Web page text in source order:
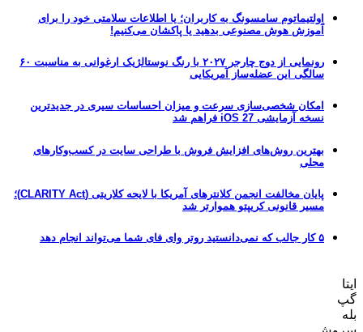
اولتیماتوم سامسونگ به کاربران؛ یا اطلاعات سلامتی خود را برای
آموزش هوش مصنوعی بدهید یا پاکشان می‌کنیم!
رونمایی از دوج چارجر ۲۰۲۷ با رنگ نوستالژیک ارغوانی به مناسبت ۶۰
سالگی این عضله‌ساز آمریکایی
امکان شخصی‌سازی سرعت و میزان احساسات سیری در جدیدترین
نسخه آزمایشی iOS 27 فراهم شد
بهترین روش‌های افزایش فروش با طراحی سایت در کسب‌وکارهای
محلی
پایان مخالفت انجمن کلانترهای آمریکا با لایحه کلاریتی (CLARITY Act)؛
مسیر قانونی کریپتو هموارتر شد
۵ کار جالب که نمی‌دانستید روتر وای فای شما می‌تواند انجام دهد
ایتا
گپ
بله